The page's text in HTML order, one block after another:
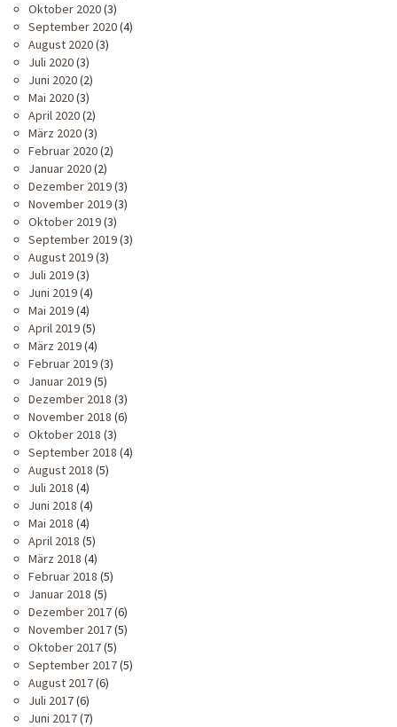
Oktober 2020(3)
September 2020(4)
August 2020(3)
Juli 2020(3)
Juni 2020(2)
Mai 2020(3)
April 2020(2)
März 2020(3)
Februar 2020(2)
Januar 2020(2)
Dezember 2019(3)
November 2019(3)
Oktober 2019(3)
September 2019(3)
August 2019(3)
Juli 2019(3)
Juni 2019(4)
Mai 2019(4)
April 2019(5)
März 2019(4)
Februar 2019(3)
Januar 2019(5)
Dezember 2018 (3)
November 2018 (6)
Oktober 2018 (3)
September 2018 (4)
August 2018 (5)
Juli 2018 (4)
Juni 2018 (4)
Mai 2018 (4)
April 2018 (5)
März 2018 (4)
Februar 2018 (5)
Januar 2018 (5)
Dezember 2017(6)
November 2017(5)
Oktober 2017(5)
September 2017(5)
August 2017(6)
Juli 2017(6)
Juni 2017(7)